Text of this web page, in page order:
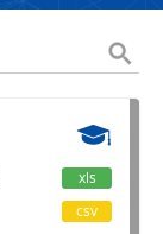
xls
csv